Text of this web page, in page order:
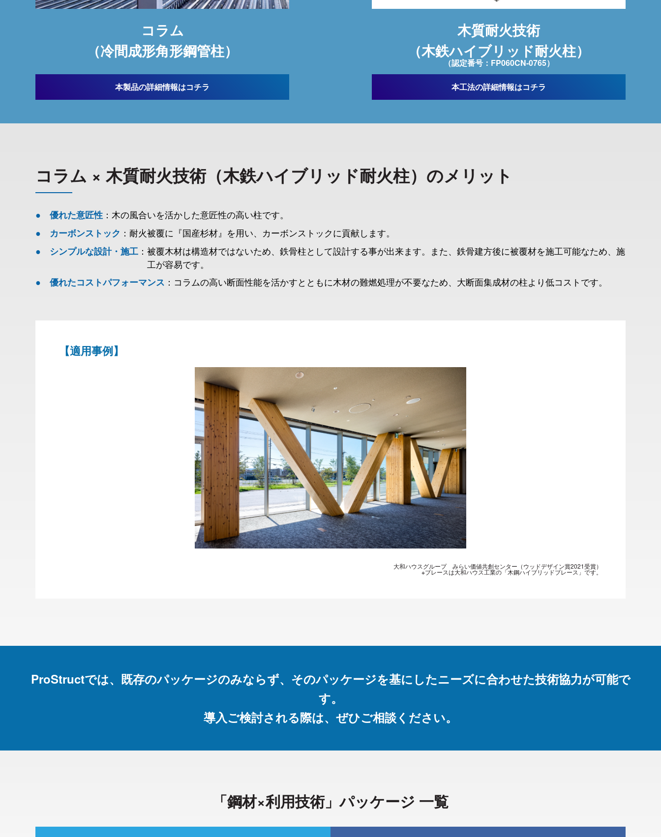
コラム
（冷間成形角形鋼管柱）
本製品の詳細情報はコチラ
木質耐火技術
（木鉄ハイブリッド耐火柱）
（認定番号：FP060CN-0765）
本工法の詳細情報はコチラ
コラム × 木質耐火技術（木鉄ハイブリッド耐火柱）のメリット
優れた意匠性
木の風合いを活かした意匠性の高い柱です。
カーボンストック
耐火被覆に『国産杉材』を用い、カーボンストックに貢献します。
シンプルな設計・施工
被覆木材は構造材ではないため、鉄骨柱として設計する事が出来ます。また、鉄骨建方後に被覆材を施工可能なため、施
工が容易です。
優れたコストパフォーマンス
コラムの高い断面性能を活かすとともに木材の難燃処理が不要なため、大断面集成材の柱より低コストです。
【適用事例】
大和ハウスグループ みらい価値共創センター（ウッドデザイン賞2021受賞）
※ブレースは大和ハウス工業の「木鋼ハイブリッドブレース」です。
ProStructでは、既存のパッケージのみならず、そのパッケージを基にしたニーズに合わせた技術協力が可能で
す。
導入ご検討される際は、ぜひご相談ください。
「鋼材×利用技術」パッケージ 一覧